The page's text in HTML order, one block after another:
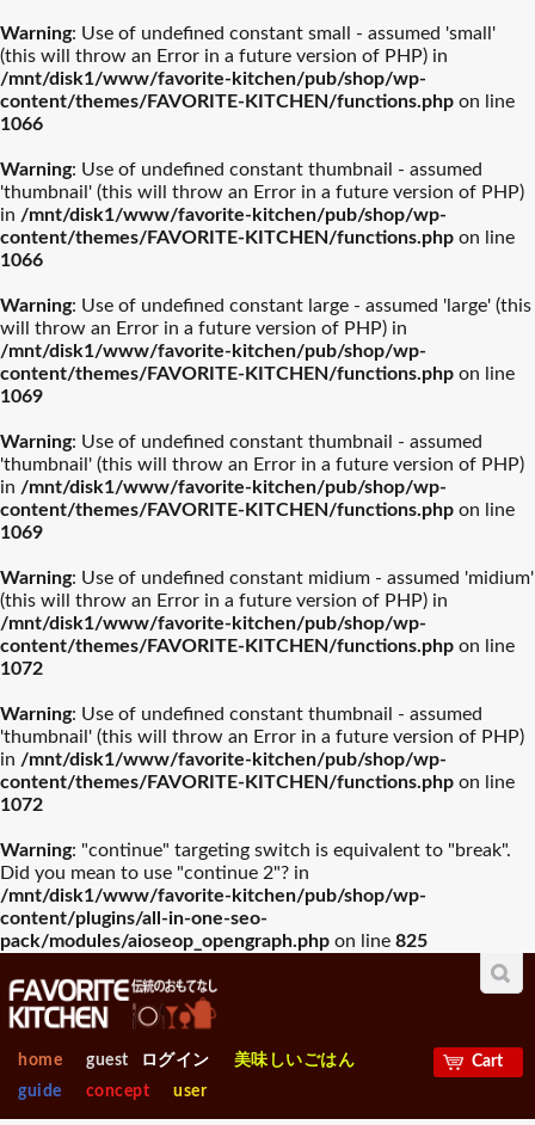
Warning: Use of undefined constant small - assumed 'small'
(this will throw an Error in a future version of PHP) in
/mnt/disk1/www/favorite-kitchen/pub/shop/wp-
content/themes/FAVORITE-KITCHEN/functions.php on line
1066
Warning: Use of undefined constant thumbnail - assumed
'thumbnail' (this will throw an Error in a future version of PHP)
in /mnt/disk1/www/favorite-kitchen/pub/shop/wp-
content/themes/FAVORITE-KITCHEN/functions.php on line
1066
Warning: Use of undefined constant large - assumed 'large' (this
will throw an Error in a future version of PHP) in
/mnt/disk1/www/favorite-kitchen/pub/shop/wp-
content/themes/FAVORITE-KITCHEN/functions.php on line
1069
Warning: Use of undefined constant thumbnail - assumed
'thumbnail' (this will throw an Error in a future version of PHP)
in /mnt/disk1/www/favorite-kitchen/pub/shop/wp-
content/themes/FAVORITE-KITCHEN/functions.php on line
1069
Warning: Use of undefined constant midium - assumed 'midium'
(this will throw an Error in a future version of PHP) in
/mnt/disk1/www/favorite-kitchen/pub/shop/wp-
content/themes/FAVORITE-KITCHEN/functions.php on line
1072
Warning: Use of undefined constant thumbnail - assumed
'thumbnail' (this will throw an Error in a future version of PHP)
in /mnt/disk1/www/favorite-kitchen/pub/shop/wp-
content/themes/FAVORITE-KITCHEN/functions.php on line
1072
Warning: "continue" targeting switch is equivalent to "break".
Did you mean to use "continue 2"? in
/mnt/disk1/www/favorite-kitchen/pub/shop/wp-
content/plugins/all-in-one-seo-
pack/modules/aioseop_opengraph.php on line 825
home guest ログイン
美味しいごはん
guide
concept user
Cart